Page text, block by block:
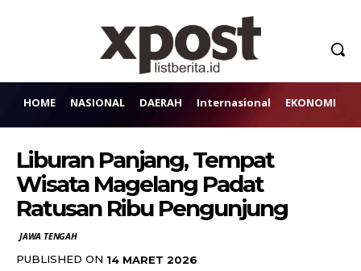
HOME NASIONAL DAERAH Internasional EKONOMI
Liburan Panjang, Tempat
Wisata Magelang Padat
Ratusan Ribu Pengunjung
JAWA TENGAH
PUBLISHED ON 14 MARET 2026